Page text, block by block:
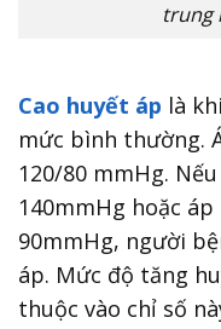
trung
Cao huyết áp là
mức bình thường.
120/80 mmHg.
140mmHg hoặc
90mmHg, người
áp. Mức độ tăng
thuộc vào chỉ số